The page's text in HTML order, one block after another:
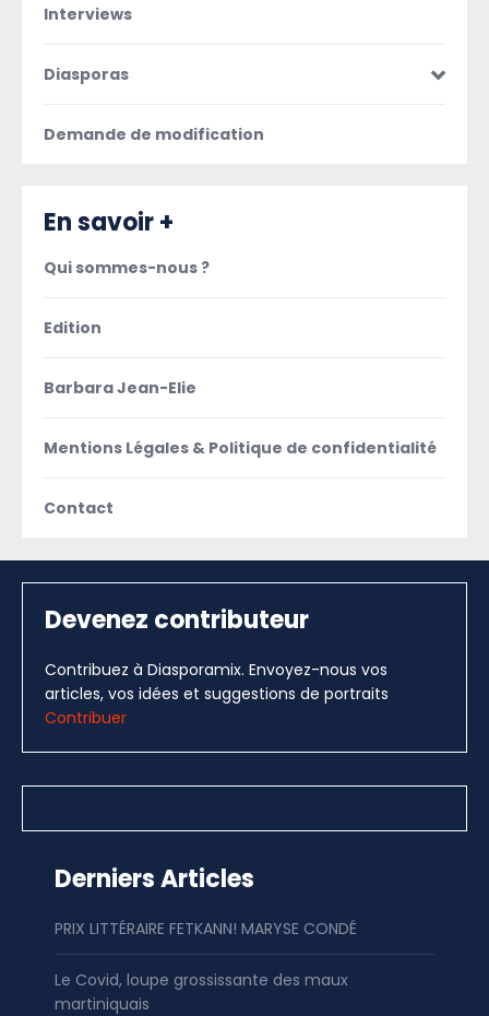
Interviews
Diasporas
Demande de modification
En savoir +
Qui sommes-nous ?
Edition
Barbara Jean-Elie
Mentions Légales & Politique de confidentialité
Contact
Devenez contributeur
Contribuez à Diasporamix. Envoyez-nous vos
articles, vos idées et suggestions de portraits
Contribuer
Derniers Articles
PRIX LITTÉRAIRE FETKANN! MARYSE CONDÉ
Le Covid, loupe grossissante des maux
martiniquais